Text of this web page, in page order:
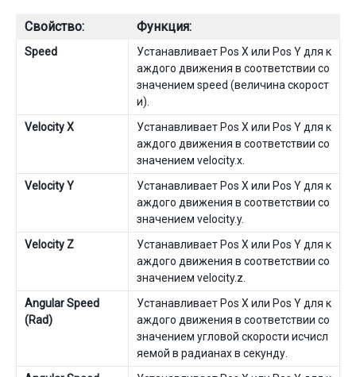
Свойство: Функция:
Speed
Устанавливает Pos X или Pos Y для к
аждого движения в соответствии со
значением speed (величина скорост
и).
Velocity X
Устанавливает Pos X или Pos Y для к
аждого движения в соответствии со
значением velocity.x.
Velocity Y
Устанавливает Pos X или Pos Y для к
аждого движения в соответствии со
значением velocity.y.
Velocity Z
Устанавливает Pos X или Pos Y для к
аждого движения в соответствии со
значением velocity.z.
Angular Speed
(Rad)
Устанавливает Pos X или Pos Y для к
аждого движения в соответствии со
значением угловой скорости исчисл
яемой в радианах в секунду.